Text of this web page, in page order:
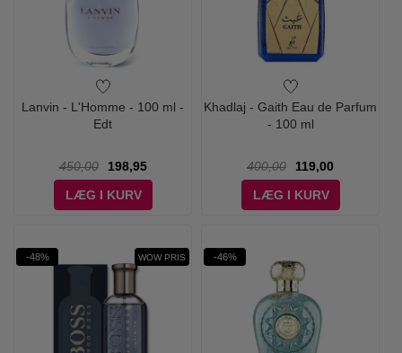
Lanvin - L'Homme - 100 ml -
Edt
450,00
198,95
LÆG I KURV
Khadlaj - Gaith Eau de Parfum
- 100 ml
400,00
119,00
LÆG I KURV
-48% WOW PRIS -46%